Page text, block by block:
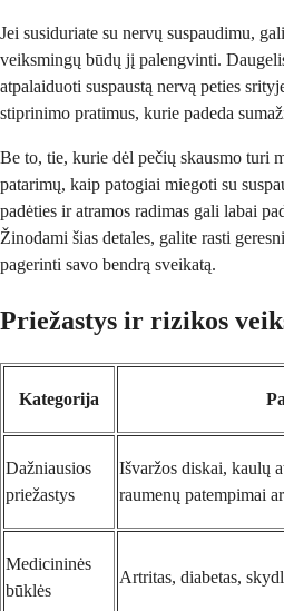
Jei susiduriate su nervų suspaudimu,
veiksmingų būdų jį palengvinti.
atpalaiduoti suspaustą nervą peties
stiprinimo pratimus, kurie padeda
Be to, tie, kurie dėl pečių skausmo turi
patarimų, kaip patogiai miegoti su
padėties ir atramos radimas gali labai
Žinodami šias detales, galite rasti
pagerinti savo bendrą sveikatą.
Priežastys ir rizikos
Kategorija
Dažniausios
priežastys
Išvaržos diskai, kaulų
raumenų patempimai
Medicininės
būklės
Artritas, diabetas,